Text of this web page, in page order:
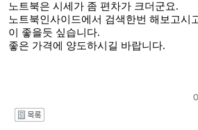
노트북은 시세가 좀 편차가 크더군요.
노트북인사이드에서 검색한번 해보고시
이 좋을듯 싶습니다.
좋은 가격에 양도하시길 바랍니다.